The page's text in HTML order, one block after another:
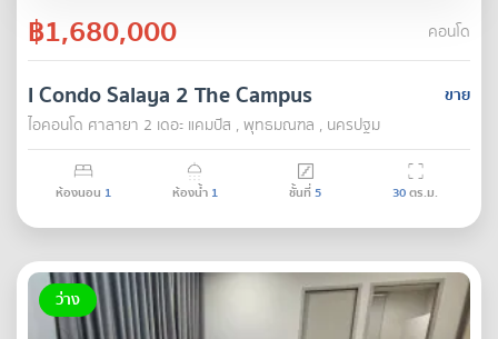
฿1,680,000 คอนโด
ขาย
I Condo Salaya 2 The Campus
ไอคอนโด ศาลายา 2 เดอะ แคมปัส , พุทธมณฑล , นครปฐม
ห้องนอน 1 ห้องน้ำ 1 ชั้นที่5 30ตร.ม.
ว่าง